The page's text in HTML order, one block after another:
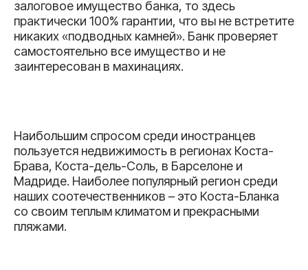
залоговое имущество банка, то здесь
практически 100% гарантии, что вы не встретите
никаких «подводных камней». Банк проверяет
самостоятельно все имущество и не
заинтересован в махинациях.
Наибольшим спросом среди иностранцев
пользуется недвижимость в регионах Коста-
Брава, Коста-дель-Соль, в Барселоне и
Мадриде. Наиболее популярный регион среди
наших соотечественников – это Коста-Бланка
со своим теплым климатом и прекрасными
пляжами.